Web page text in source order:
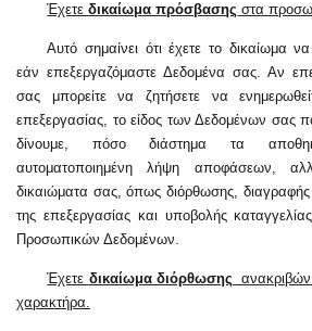
Έχετεδικαίωμα πρόσβασης στα
Αυτό σημαίνει ότι έχετε το δικαίωμα
εάν επεξεργαζόμαστε Δεδομένα σας. Αν
σας μπορείτε να ζητήσετε να
επεξεργασίας, το είδος των Δεδομένων σας
δίνουμε, πόσο διάστημα τα
αυτοματοποιημένη λήψη αποφάσεων,
δικαιώματα σας, όπως διόρθωσης,
της επεξεργασίας και υποβολής
Προσωπικών Δεδομένων.
Έχετε δικαίωμα διόρθωσης
χαρακτήρα.